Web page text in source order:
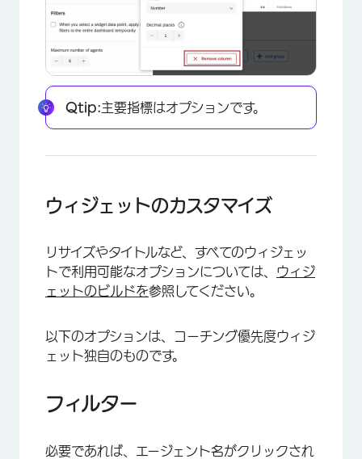
×
Qtip:主要指標はオプションです。
ウィジェットのカスタマイズ
リサイズやタイトルなど、すべてのウィジェッ
トで利用可能なオプションについては、 ウィジ
ェットのビルドを参照してください。
以下のオプションは、コーチング優先度ウィジ
ェット独自のものです。
フィルター
必要であれば、エージェント名がクリックされ